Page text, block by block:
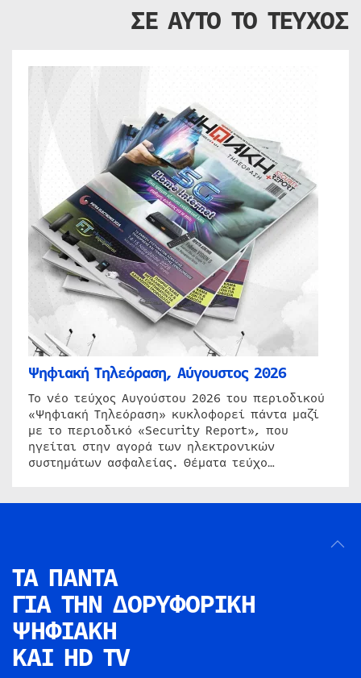
ΣΕ ΑΥΤΟ ΤΟ ΤΕΥΧΟΣ
Ψηφιακή Τηλεόραση, Αύγουστος 2026
Το νέο τεύχος Αυγούστου 2026 του περιοδικού
«Ψηφιακή Τηλεόραση» κυκλοφορεί πάντα μαζί
με το περιοδικό «Security Report», που
ηγείται στην αγορά των ηλεκτρονικών
συστημάτων ασφαλείας. Θέματα τεύχο…
ΤΑ ΠΑΝΤΑ
ΓΙΑ ΤΗΝ ΔΟΡΥΦΟΡΙΚΗ
ΨΗΦΙΑΚΗ
ΚΑΙ HD TV